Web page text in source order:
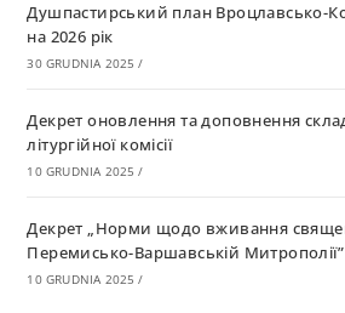
Душпастирський план Вроцлавсько-
на 2026 рік
30 GRUDNIA 2025 /
Декрет оновлення та доповнення
літургійної комісії
10 GRUDNIA 2025 /
Декрет „Норми щодо вживання
Перемисько-Варшавській Митрополії”
10 GRUDNIA 2025 /